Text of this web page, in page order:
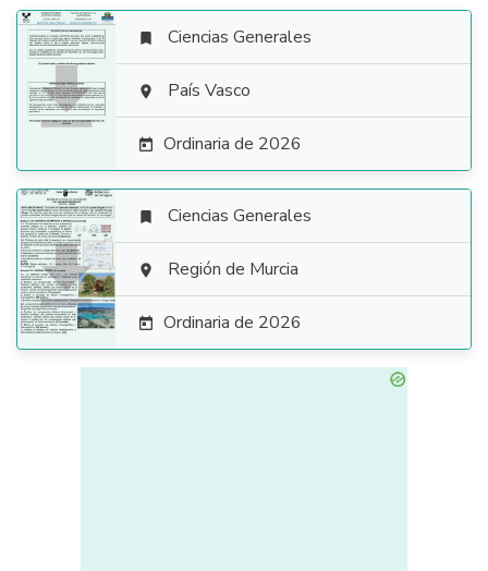

 Ciencias Generales
 País Vasco
 Ordinaria de 2026

 Ciencias Generales
 Región de Murcia
 Ordinaria de 2026